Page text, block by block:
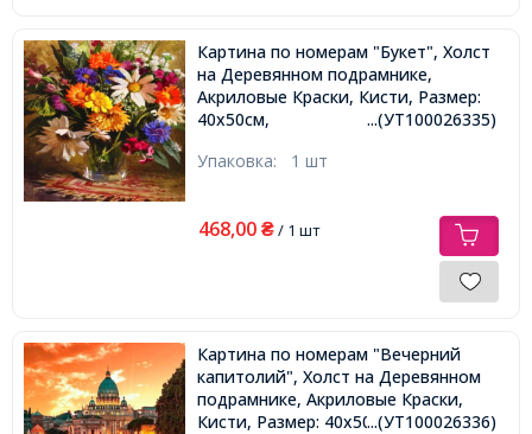
Картина по номерам "Букет", Холст
на Деревянном подрамнике,
Акриловые Краски, Кисти, Размер:
40х50см,
...(УТ100026335)
Упаковка: 1 шт
468,00 ₴/ 1 шт
Картина по номерам "Вечерний
капитолий", Холст на Деревянном
подрамнике, Акриловые Краски,
Кисти, Размер: 40х50см,...(УТ100026336)